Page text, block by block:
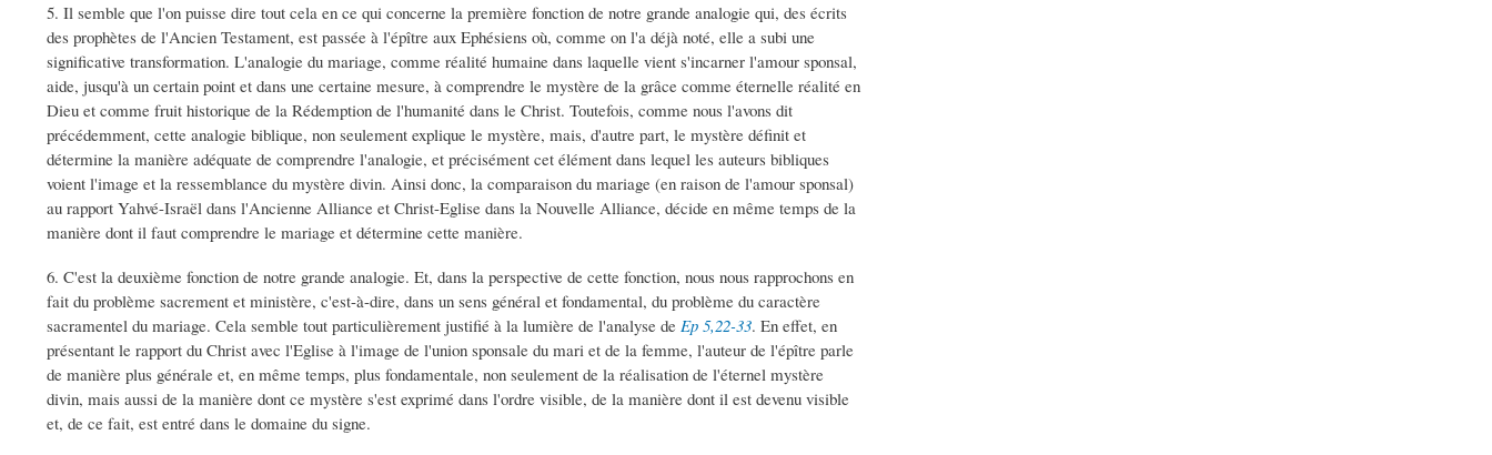
5. Il semble que l'on puisse dire tout cela en ce qui concerne la première fonction de notre grande analogie qui, des écrits
des prophètes de l'Ancien Testament, est passée à l'épître aux Ephésiens où, comme on l'a déjà noté, elle a subi une
significative transformation. L'analogie du mariage, comme réalité humaine dans laquelle vient s'incarner l'amour sponsal,
aide, jusqu'à un certain point et dans une certaine mesure, à comprendre le mystère de la grâce comme éternelle réalité en
Dieu et comme fruit historique de la Rédemption de l'humanité dans le Christ. Toutefois, comme nous l'avons dit
précédemment, cette analogie biblique, non seulement explique le mystère, mais, d'autre part, le mystère définit et
détermine la manière adéquate de comprendre l'analogie, et précisément cet élément dans lequel les auteurs bibliques
voient l'image et la ressemblance du mystère divin. Ainsi donc, la comparaison du mariage (en raison de l'amour sponsal)
au rapport Yahvé-Israël dans l'Ancienne Alliance et Christ-Eglise dans la Nouvelle Alliance, décide en même temps de la
manière dont il faut comprendre le mariage et détermine cette manière.
6. C'est la deuxième fonction de notre grande analogie. Et, dans la perspective de cette fonction, nous nous rapprochons en
fait du problème sacrement et ministère, c'est-à-dire, dans un sens général et fondamental, du problème du caractère
sacramentel du mariage. Cela semble tout particulièrement justifié à la lumière de l'analyse de Ep 5,22-33. En effet, en
présentant le rapport du Christ avec l'Eglise à l'image de l'union sponsale du mari et de la femme, l'auteur de l'épître parle
de manière plus générale et, en même temps, plus fondamentale, non seulement de la réalisation de l'éternel mystère
divin, mais aussi de la manière dont ce mystère s'est exprimé dans l'ordre visible, de la manière dont il est devenu visible
et, de ce fait, est entré dans le domaine du signe.